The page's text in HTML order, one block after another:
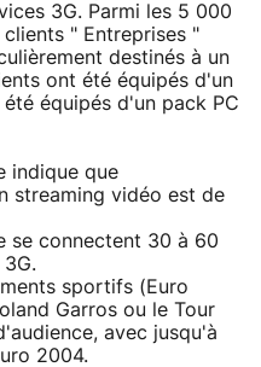
3G. Parmi les 5 000
" Entreprises "
destinés à un
ont été équipés d'un
équipés d'un pack PC
indique que
streaming vidéo est de
se connectent 30 à 60
sportifs (Euro
Garros ou le Tour
avec jusqu'à
2004.